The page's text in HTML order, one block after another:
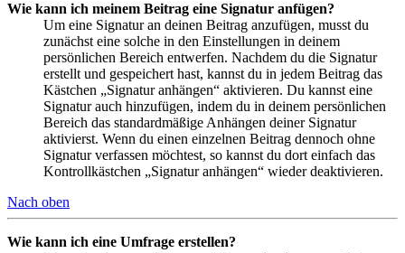
Wie kann ich meinem Beitrag eine Signatur anfügen?
Um eine Signatur an deinen Beitrag anzufügen, musst du
zunächst eine solche in den Einstellungen in deinem
persönlichen Bereich entwerfen. Nachdem du die Signatur
erstellt und gespeichert hast, kannst du in jedem Beitrag das
Kästchen „Signatur anhängen“ aktivieren. Du kannst eine
Signatur auch hinzufügen, indem du in deinem persönlichen
Bereich das standardmäßige Anhängen deiner Signatur
aktivierst. Wenn du einen einzelnen Beitrag dennoch ohne
Signatur verfassen möchtest, so kannst du dort einfach das
Kontrollkästchen „Signatur anhängen“ wieder deaktivieren.
Nach oben
Wie kann ich eine Umfrage erstellen?